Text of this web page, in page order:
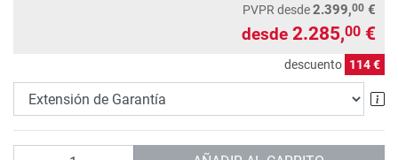
PVPR desde2.399,00 €
desde 2.285,00 €
descuento 114 €